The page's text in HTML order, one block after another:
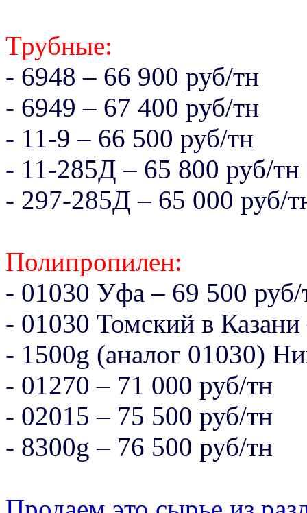
Трубные:
- 6948 – 66 900 руб/тн
- 6949 – 67 400 руб/тн
- 11-9 – 66 500 руб/тн
- 11-285Д – 65 800 руб/тн
- 297-285Д – 65 000 руб/
Полипропилен:
- 01030 Уфа – 69 500 руб/
- 01030 Томский в
- 1500g (аналог 01030)
- 01270 – 71 000 руб/тн
- 02015 – 75 500 руб/тн
- 8300g – 76 500 руб/тн